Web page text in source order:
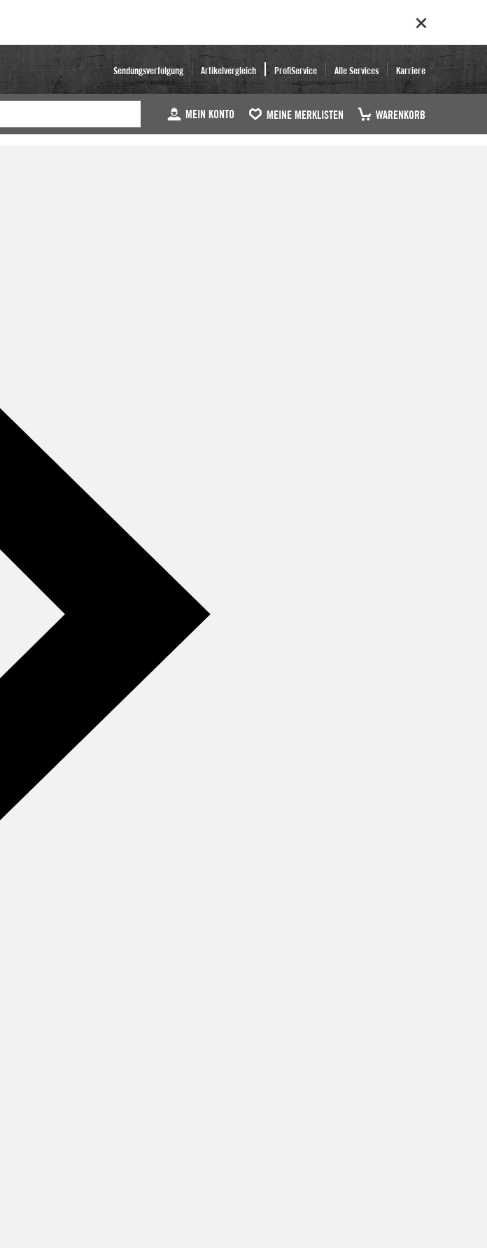
Sendungsverfolgung Artikelvergleich ProfiService Alle Services Karriere
MEIN KONTO MEINE MERKLISTEN WARENKORB